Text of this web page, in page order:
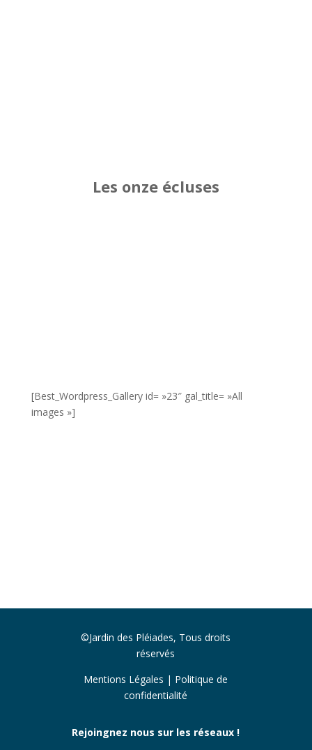
Les onze écluses
[Best_Wordpress_Gallery id= »23″ gal_title= »All
images »]
©Jardin des Pléiades, Tous droits
réservés
Mentions Légales | Politique de
confidentialité
Rejoingnez nous sur les réseaux !